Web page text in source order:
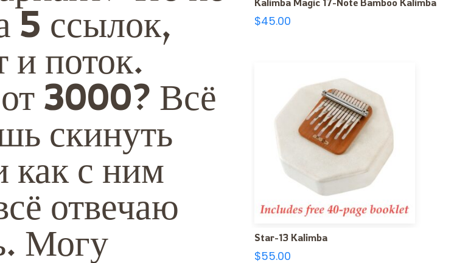
5 ссылок,
и поток.
3000? Всё
скинуть
как с ним
отвечаю
Могу
Kalimba Magic 17-Note Bamboo Kalimba
$45.00
Star-13 Kalimba
$55.00